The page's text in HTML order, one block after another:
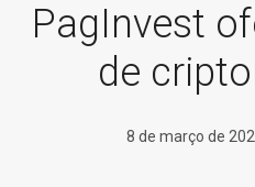
PagInvest
de
8 de março de